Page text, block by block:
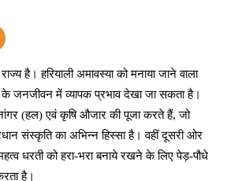
है। हरियाली अमावस्या को मनाया जाने वाला
के जनजीवन में व्यापक प्रभाव देखा जा सकता है।
(हल) एवं कृषि औजार की पूजा करते हैं, जो
संस्कृति का अभिन्न हिस्सा है। वहीं दूसरी ओर
धरती को हरा-भरा बनाये रखने के लिए पेड़-पौधे
है।